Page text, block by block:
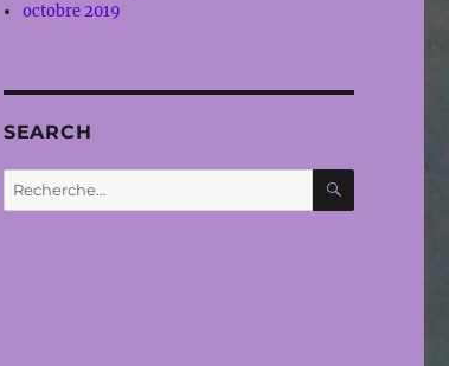
octobre 2019
SEARCH
Recherche
pour :